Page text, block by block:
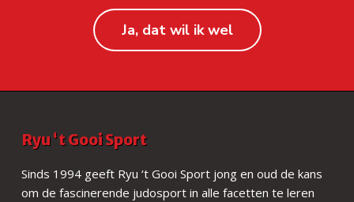
Ja, dat wil ik wel
Ryu ‘t Gooi Sport
Sinds 1994 geeft Ryu ‘t Gooi Sport jong en oud de kans
om de fascinerende judosport in alle facetten te leren